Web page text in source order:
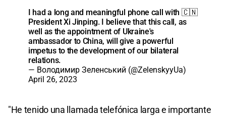
I had a long and meaningful phone call with 🇨🇳
President Xi Jinping. I believe that this call, as
well as the appointment of Ukraine's
ambassador to China, will give a powerful
impetus to the development of our bilateral
relations.
— Володимир Зеленський (@ZelenskyyUa)
April 26, 2023
"He tenido una llamada telefónica larga e importante